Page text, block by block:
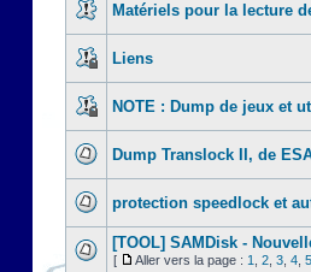
Matériels pour la lecture
Liens
NOTE : Dump de jeux et
Dump Translock II, de
protection speedlock et
[TOOL] SAMDisk -
[ Aller vers la page : 1 2 3 4 5